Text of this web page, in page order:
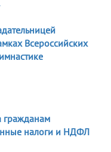
Всероссийских
гражданам
налоги и НДФЛ